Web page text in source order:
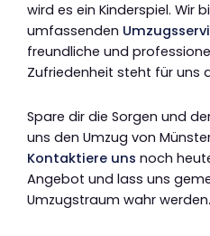
wird es ein Kinderspiel. Wir
umfassenden
freundliche und
Zufriedenheit steht für uns
Spare dir die Sorgen und
uns den Umzug von
Kontaktiere uns noch
Angebot und lass uns
Umzugstraum wahr werden.